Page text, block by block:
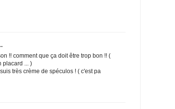
!! comment que ça doit être trop bon !! (
placard ... )
très crème de spéculos ! ( c'est pa